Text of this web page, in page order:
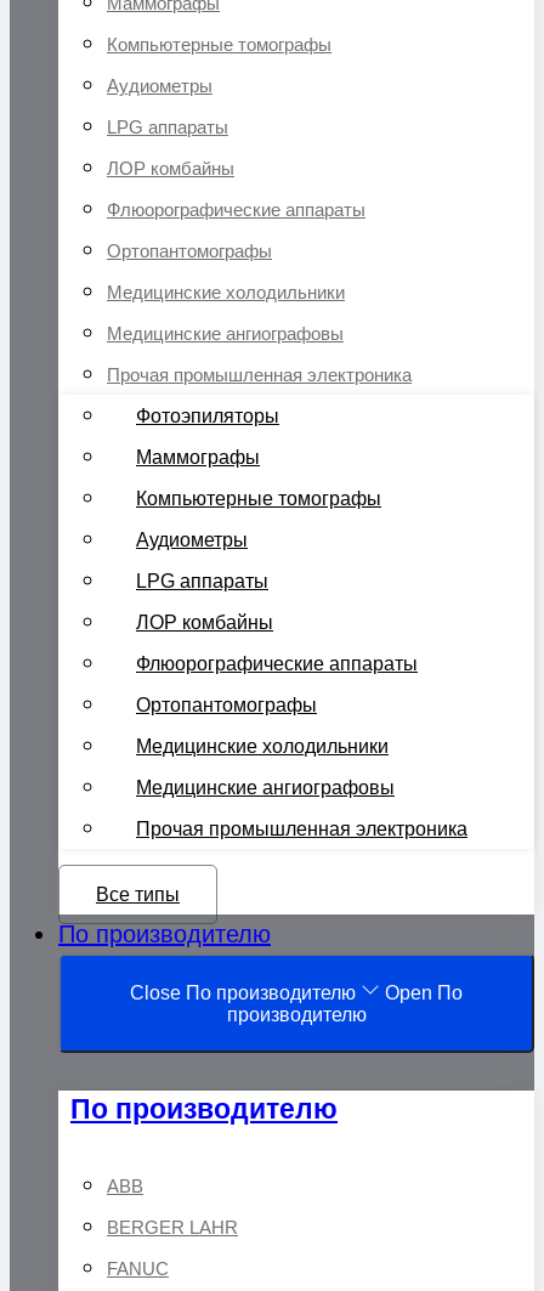
Компьютерные томографы
Аудиометры
LPG аппараты
ЛОР комбайны
Флюорографические аппараты
Ортопантомографы
Медицинские холодильники
Медицинские ангиографовы
Прочая промышленная электроника
Фотоэпиляторы
Маммографы
Компьютерные томографы
Аудиометры
LPG аппараты
ЛОР комбайны
Флюорографические аппараты
Ортопантомографы
Медицинские холодильники
Медицинские ангиографовы
Прочая промышленная электроника
Все типы
По производителю
Close По производителю
Open По
производителю
По производителю
ABB
BERGER LAHR
FANUC